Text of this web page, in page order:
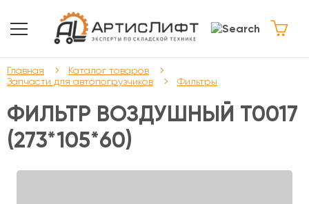
Главная
Каталог товаров
Запчасти для автопогрузчиков
Фильтры
ФИЛЬТР ВОЗДУШНЫЙ T0017
(273*105*60)